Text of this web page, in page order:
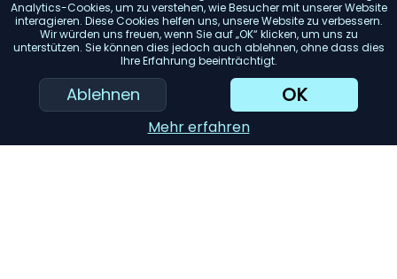
Analytics-Cookies, um zu verstehen, wie Besucher mit unserer Website
interagieren. Diese Cookies helfen uns, unsere Website zu verbessern.
Wir würden uns freuen, wenn Sie auf „OK“ klicken, um uns zu
unterstützen. Sie können dies jedoch auch ablehnen, ohne dass dies
Ihre Erfahrung beeinträchtigt.
Ablehnen OK
Mehr erfahren
sind gängige Materialien. Jedes bietet unterschiedliche
Gleiteigenschaften und Haltbarkeit.
Temperaturregelung: Suchen Sie nach Bügeleisen mit
einstellbaren Temperatureinstellungen. So können Sie das
Bügeleisen sicher auf einer Vielzahl von Stoffen
verwenden.
KI-Einkaufsassistent